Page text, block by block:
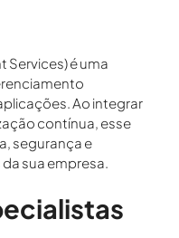
Services)é uma
. Ao integrar
contínua, esse
segurança e
sua empresa.